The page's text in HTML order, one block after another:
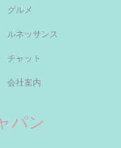
グルメ
ルネッサンス
チャット
会社案内
パン